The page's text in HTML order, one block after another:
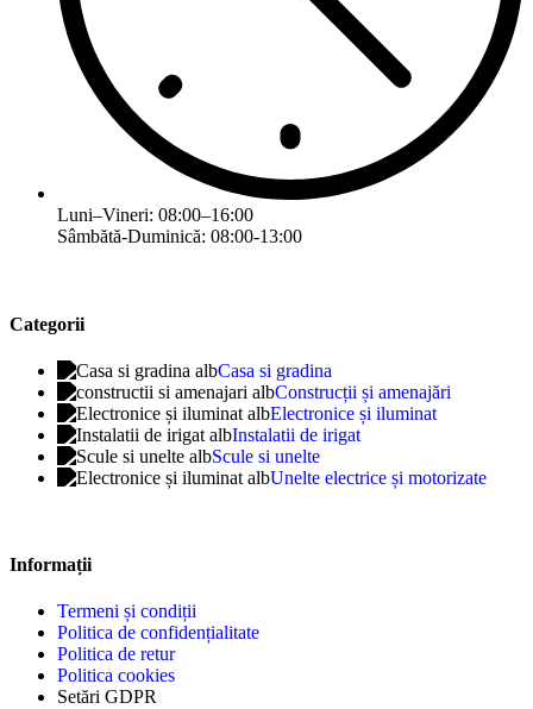
Luni–Vineri: 08:00–16:00
Sâmbătă-Duminică: 08:00-13:00
Categorii
Casa si gradina
Construcții și amenajări
Electronice și iluminat
Instalatii de irigat
Scule si unelte
Unelte electrice și motorizate
Informații
Termeni și condiții
Politica de confidențialitate
Politica de retur
Politica cookies
Setări GDPR